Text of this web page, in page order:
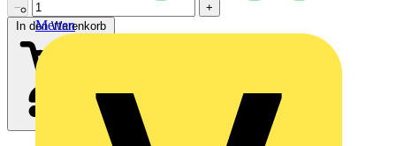
Merten
−
+
In den Warenkorb